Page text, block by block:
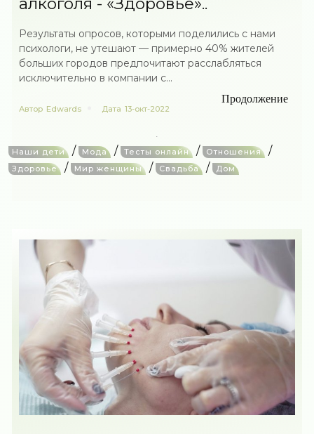
Результаты опросов, которыми поделились с нами
психологи, не утешают — примерно 40% жителей
больших городов предпочитают расслабляться
исключительно в компании с...
Продолжение
Автор Edwards Дата 13-окт-2022
Наши дети / Мода / Тесты онлайн / Отношения /
Здоровье / Мир женщины / Свадьба / Дом